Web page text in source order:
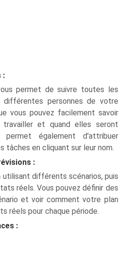
:
permet de suivre toutes les
différentes personnes de votre
vous pouvez facilement savoir
et quand elles seront
permet également d'attribuer
tâches en cliquant sur leur nom.
:
utilisant différents scénarios, puis
réels. Vous pouvez définir des
et voir comment votre plan
réels pour chaque période.
: